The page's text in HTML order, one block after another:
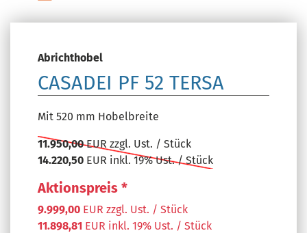
Abrichthobel
CASADEI PF 52 TERSA
Mit 520 mm Hobelbreite
11.950,00EUR zzgl. Ust. / Stück
14.220,50 EUR inkl. 19% Ust. / Stück
Aktionspreis *
9.999,00 EUR zzgl. Ust. / Stück
11.898,81 EUR inkl. 19% Ust. / Stück